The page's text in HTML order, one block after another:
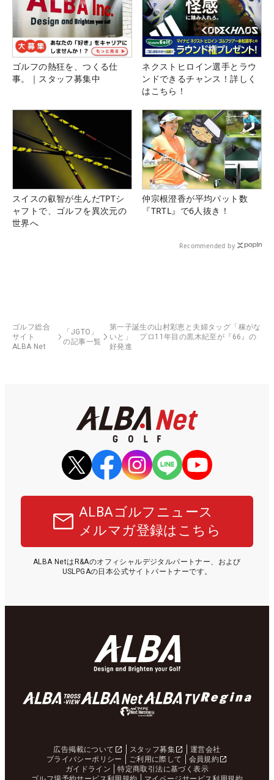
ゴルフの熱狂を、つくる仕
事。｜スタッフ募集中
ネクストヒロイン選手とラウ
ンドできるチャンス！詳しく
はこちら！
スイスの叡智が生んだTPTシ
ャフトで、ゴルフを異次元の
世界へ
仲宗根澄香が平均パット数
『TRTL』で6人抜き！
Recommended by
ゴルフ総合
サイト
ALBA Net
「JGTO」
の記事一覧
第一子誕生の山村彩恵と夫婦タッグ「稼がな
いと」 プロ11年目の黒木紀至が『66』の
好発進
ALBAゴルフニュース
メルマガ登録はこちら
ALBA NetはR&Aのオフィシャルデジタルパートナー、および
USLPGAの日本公式サイトパートナーです。
広告掲載について スタッフ募集
運営会社
プライバシーポリシー
ご利用に際して
会員規約
ガイドライン
特定商取引法に基づく表示